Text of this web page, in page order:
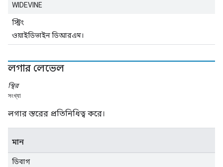
WIDEVINE
স্ট্রিং
ওয়াইডিভাইন ডিআরএম।
লগার লেভেল
স্থির
সংখ্যা
লগার স্তরের প্রতিনিধিত্ব করে।
মান
ডিবাগ